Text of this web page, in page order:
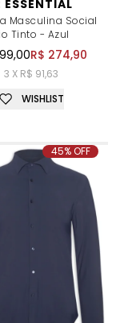
ESSENTIAL
Masculina Social
Tinto - Azul
R$ 274,90
3 X R$ 91,63
WISHLIST
45% OFF